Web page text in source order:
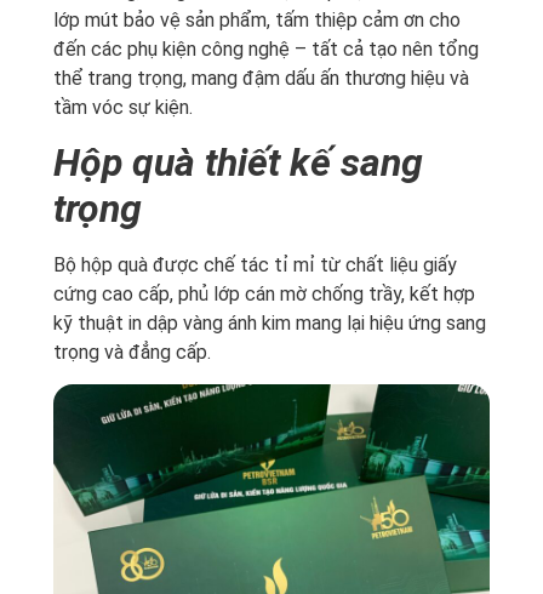
lớp mút bảo vệ sản phẩm, tấm thiệp cảm ơn cho
đến các phụ kiện công nghệ – tất cả tạo nên tổng
thể trang trọng, mang đậm dấu ấn thương hiệu và
tầm vóc sự kiện.
Hộp quà thiết kế sang
trọng
Bộ hộp quà được chế tác tỉ mỉ từ chất liệu giấy
cứng cao cấp, phủ lớp cán mờ chống trầy, kết hợp
kỹ thuật in dập vàng ánh kim mang lại hiệu ứng sang
trọng và đẳng cấp.